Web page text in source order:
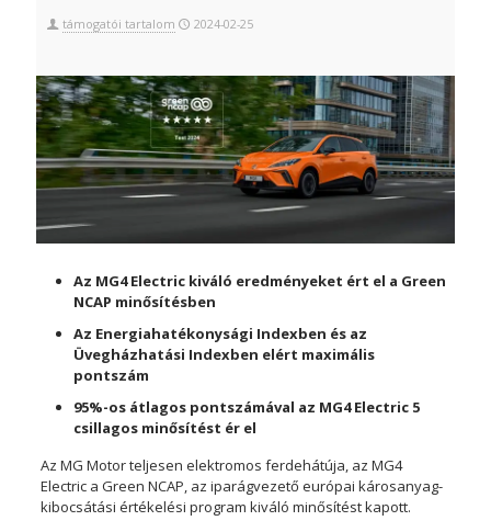
támogatói tartalom 2024-02-25
Az MG4 Electric kiváló eredményeket ért el a Green
NCAP minősítésben
Az Energiahatékonysági Indexben és az
Üvegházhatási Indexben elért maximális
pontszám
95%-os átlagos pontszámával az MG4 Electric 5
csillagos minősítést ér el
Az MG Motor teljesen elektromos ferdehátúja, az MG4
Electric a Green NCAP, az iparágvezető európai károsanyag-
kibocsátási értékelési program kiváló minősítést kapott.